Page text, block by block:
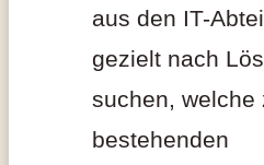
aus den IT-
gezielt nach
suchen, welche
bestehenden